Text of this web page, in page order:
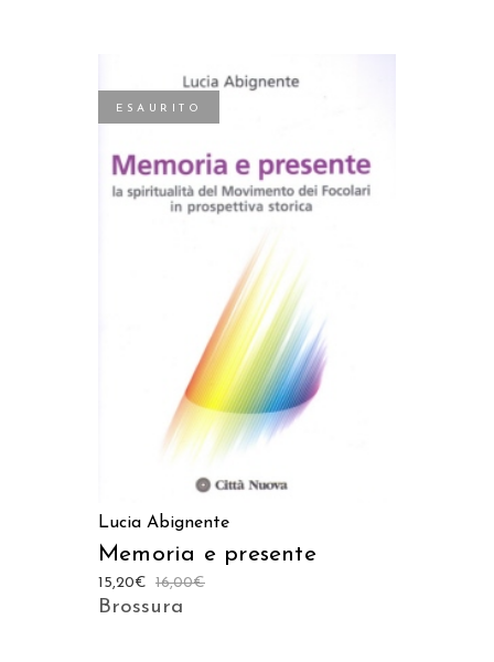
ESAURITO
LEGGI TUTTO
Lucia Abignente
Memoria e presente
16,00€
15,20€
Brossura